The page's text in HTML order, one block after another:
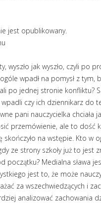
jest opublikowany.
wyszło jak wyszło, czyli po
wpadł na pomysł z tym,
po jednej stronie konfliktu?
wpadli czy ich dziennikarz do
pani nauczycielka chciała
przemówienie, ale to dość
skończyło na wstępie. Kto w
ze strony szkoły już to jest
początku? Medialna sława
jest to, że może
za wszechwiedzących i
analizować zachowania